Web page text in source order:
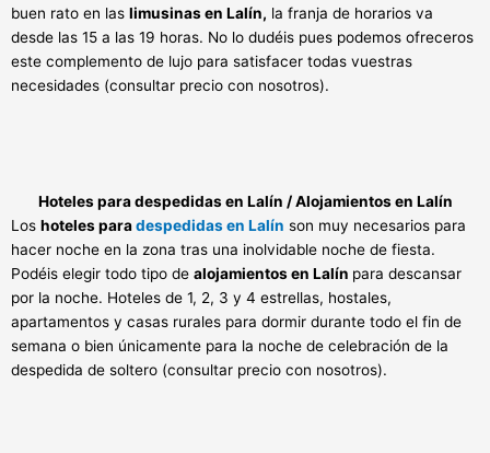
buen rato en las limusinas en Lalín, la franja de horarios va
desde las 15 a las 19 horas. No lo dudéis pues podemos ofreceros
este complemento de lujo para satisfacer todas vuestras
necesidades (consultar precio con nosotros).
Hoteles para despedidas en Lalín / Alojamientos en Lalín
Los hoteles paradespedidas en Lalín son muy necesarios para
hacer noche en la zona tras una inolvidable noche de fiesta.
Podéis elegir todo tipo de alojamientos en Lalín para descansar
por la noche. Hoteles de 1, 2, 3 y 4 estrellas, hostales,
apartamentos y casas rurales para dormir durante todo el fin de
semana o bien únicamente para la noche de celebración de la
despedida de soltero (consultar precio con nosotros).